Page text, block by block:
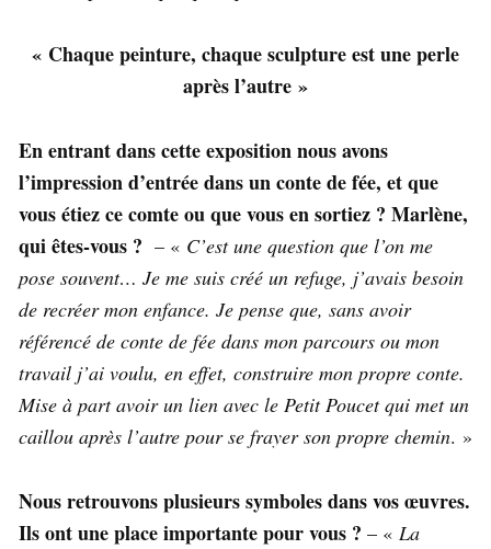
« Chaque peinture, chaque sculpture est une perle
après l’autre »
En entrant dans cette exposition nous avons
l’impression d’entrée dans un conte de fée, et que
vous étiez ce comte ou que vous en sortiez ? Marlène,
qui êtes-vous ? – « C’est une question que l’on me
pose souvent… Je me suis créé un refuge, j’avais besoin
de recréer mon enfance. Je pense que, sans avoir
référencé de conte de fée dans mon parcours ou mon
travail j’ai voulu, en effet, construire mon propre conte.
Mise à part avoir un lien avec le Petit Poucet qui met un
caillou après l’autre pour se frayer son propre chemin. »
Nous retrouvons plusieurs symboles dans vos œuvres.
Ils ont une place importante pour vous ? – « La